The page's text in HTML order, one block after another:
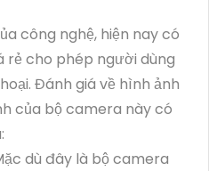
công nghệ, hiện nay có
rẻ cho phép người dùng
Đánh giá về hình ảnh
của bộ camera này có
dù đây là bộ camera